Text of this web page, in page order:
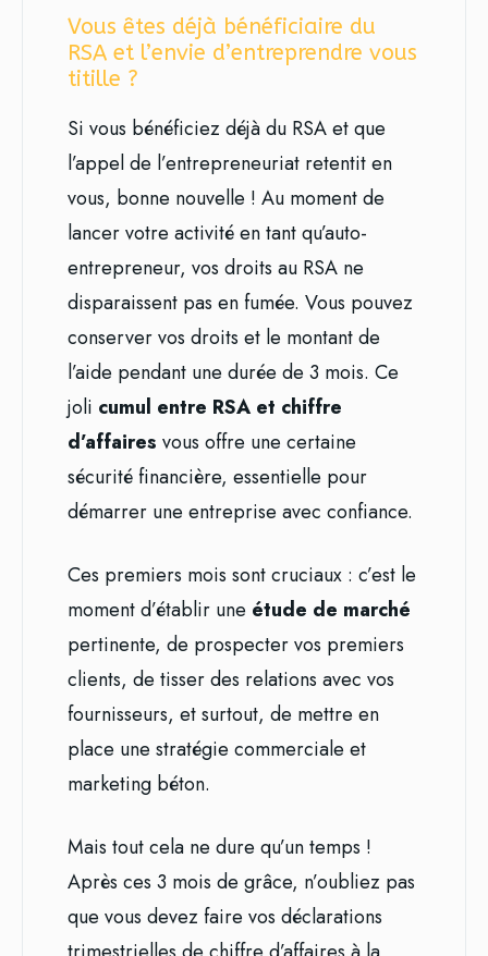
Vous êtes déjà bénéficiaire du
RSA et l’envie d’entreprendre vous
titille ?
Si vous bénéficiez déjà du RSA et que
l’appel de l’entrepreneuriat retentit en
vous, bonne nouvelle ! Au moment de
lancer votre activité en tant qu’auto-
entrepreneur, vos droits au RSA ne
disparaissent pas en fumée. Vous pouvez
conserver vos droits et le montant de
l’aide pendant une durée de 3 mois. Ce
joli cumul entre RSA et chiffre
d’affaires vous offre une certaine
sécurité financière, essentielle pour
démarrer une entreprise avec confiance.
Ces premiers mois sont cruciaux : c’est le
moment d’établir une étude de marché
pertinente, de prospecter vos premiers
clients, de tisser des relations avec vos
fournisseurs, et surtout, de mettre en
place une stratégie commerciale et
marketing béton.
Mais tout cela ne dure qu’un temps !
Après ces 3 mois de grâce, n’oubliez pas
que vous devez faire vos déclarations